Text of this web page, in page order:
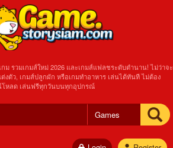
ม รวมเกมส์ใหม่ 2026 และเกมส์แฟลชระดับตำนาน! ไม่ว่าจะ
ต่งตัว, เกมส์ปลูกผัก หรือเกมทำอาหาร เล่นได้ทันที ไม่ต้อง
โหลด เล่นฟรีทุกวันบนทุกอุปกรณ์